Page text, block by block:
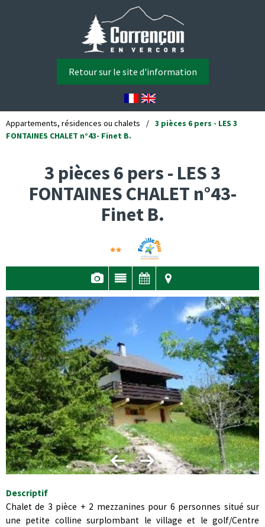
Retour sur le site d'information
Appartements, résidences ou chalets / 3 pièces 6 pers - LES 3
FONTAINES CHALET n°43- Finet B.
3 pièces 6 pers - LES 3
FONTAINES CHALET n°43-
Finet B.
Descriptif
Chalet de 3 pièce + 2 mezzanines pour 6 personnes situé sur
une petite colline surplombant le village et le golf/Centre